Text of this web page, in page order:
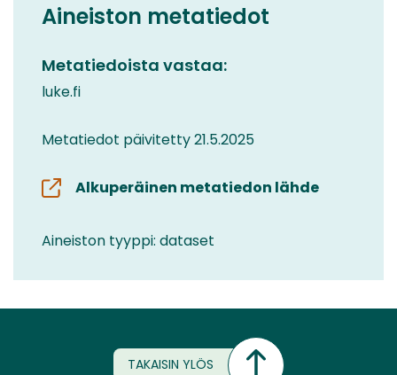
Aineiston metatiedot
Metatiedoista vastaa:
luke.fi
Metatiedot päivitetty 21.5.2025
Alkuperäinen metatiedon lähde
Aineiston tyyppi: dataset
TAKAISIN YLÖS